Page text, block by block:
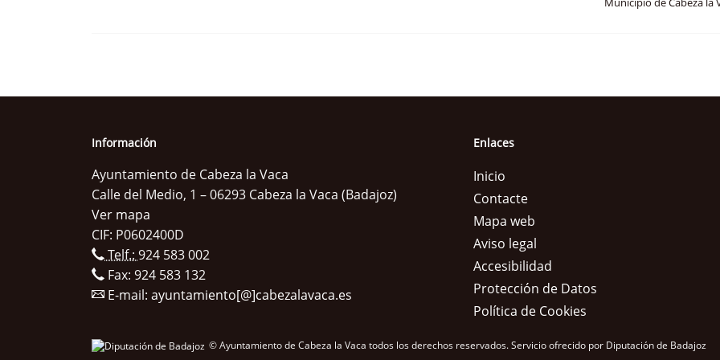
Información
Ayuntamiento de Cabeza la Vaca
Calle del Medio, 1 – 06293 Cabeza la Vaca (Badajoz)
Ver mapa
CIF: P0602400D
Telf.:924 583 002
Fax: 924 583 132
E-mail: ayuntamiento[@]cabezalavaca.es
Enlaces
Inicio
Contacte
Mapa web
Aviso legal
Accesibilidad
Protección de Datos
Política de Cookies
© Ayuntamiento de Cabeza la Vaca todos los derechos reservados.Servicio ofrecido por Diputación de Badajoz